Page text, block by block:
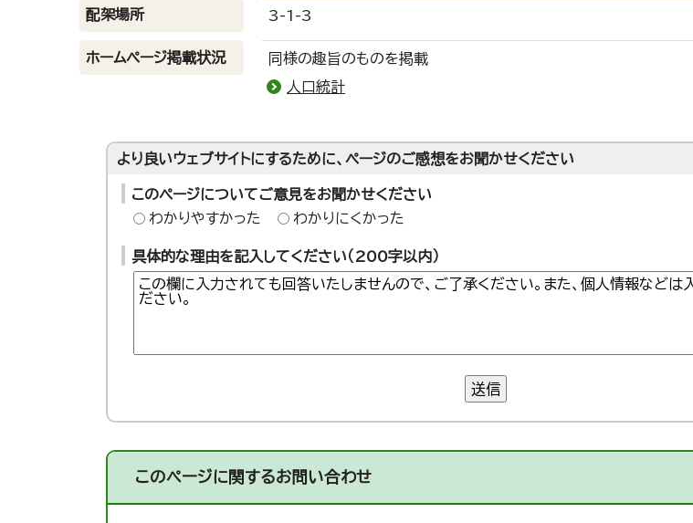
配架場所 3-1-3
ホームページ掲載状況
同様の趣旨のものを掲載
人口統計
より良いウェブサイトにするために、ページのご感想をお聞かせください
このページについてご意見をお聞かせください
わかりやすかった
わかりにくかった
具体的な理由を記入してください（200字以内）
送信
このページに関するお問い合わせ